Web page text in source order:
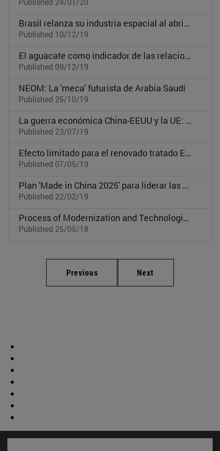
Brasil relanza su industria espacial al abrir la base de Alcántara a EEUU
Published 10/12/19
El aguacate como indicador de las relaciones EEUU-México
Published 09/12/19
NEOM: La 'meca' futurista de Arabia Saudí
Published 25/10/19
La guerra económica China-EEUU y la UE: riesgos, pero también oportunidades
Published 23/07/19
Efecto limitado para el renovado tratado EEUU-Canadá-México
Published 07/05/19
Plan 'Made in China 2025' para liderar las manufacturas mundiales
Published 22/02/19
Process of Modernization and Technological Development in Estonia
Published 25/05/18
Previous Next